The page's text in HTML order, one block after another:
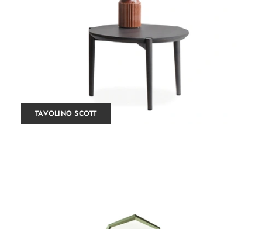
TAVOLINO SCOTT